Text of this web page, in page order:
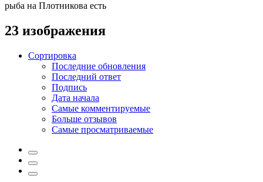
рыба на Плотникова есть
23 изображения
Сортировка
Последние обновления
Последний ответ
Подпись
Дата начала
Самые комментируемые
Больше отзывов
Самые просматриваемые